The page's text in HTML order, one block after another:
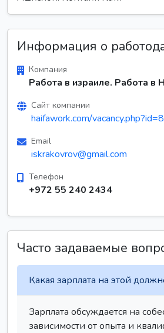
Информация о
Компания
Работа в израиле. Работа в
Сайт компании
haifawork.com/
Email
iskrakovrov@gmail.com
Телефон
+972 55 240 2434
Часто задаваемые
Какая зарплата на этой
Зарплата обсуждается на
зависимости от опыта и